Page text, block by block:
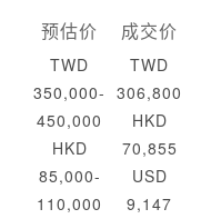
预估价
TWD
350,000-
450,000
HKD
85,000-
110,000
成交价
TWD
306,800
HKD
70,855
USD
9,147